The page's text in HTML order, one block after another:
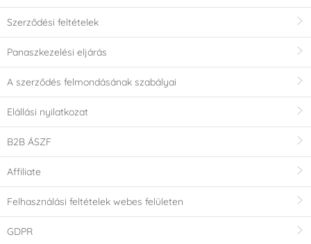
Szerződési feltételek
Panaszkezelési eljárás
A szerződés felmondásának szabályai
Elállási nyilatkozat
B2B ÁSZF
Affiliate
Felhasználási feltételek webes felületen
GDPR